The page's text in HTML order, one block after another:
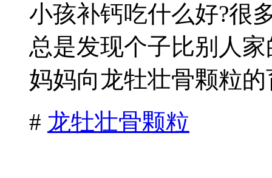
小孩补钙吃什么好?很
总是发现个子比别人
妈妈向龙牡壮骨颗粒的
# 龙牡壮骨颗粒